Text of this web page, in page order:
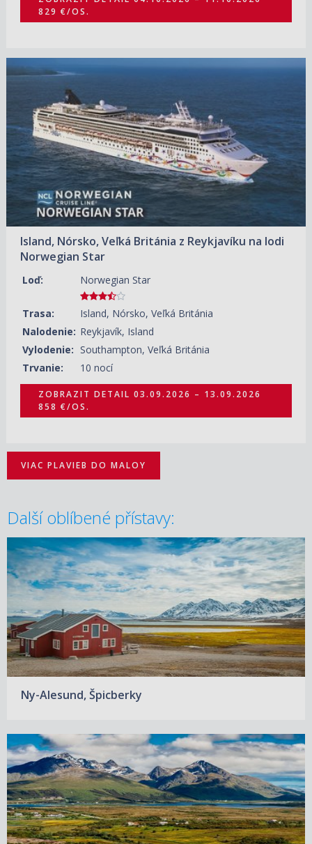
829 €/OS.
Island, Nórsko, Veľká Británia z Reykjavíku na lodi
Norwegian Star
Loď: Norwegian Star
Trasa:
Island, Nórsko, Veľká Británia
Nalodenie: Reykjavík, Island
Vylodenie: Southampton, Veľká Británia
Trvanie:
10 nocí
ZOBRAZIT DETAIL 03.09.2026 – 13.09.2026
858 €/OS.
VIAC PLAVIEB DO MALOY
Další oblíbené přístavy:
Ny-Alesund, Špicberky